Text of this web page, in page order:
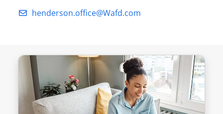
henderson.office@​Wafd.com